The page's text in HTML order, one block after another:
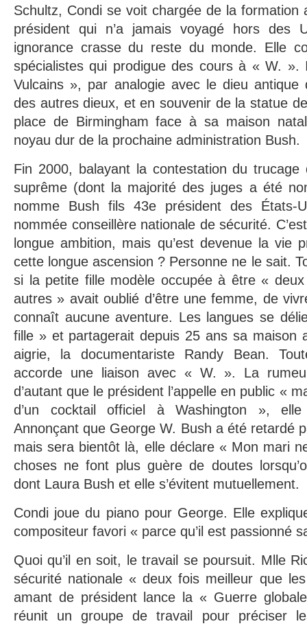
Schultz, Condi se voit chargée de la formation
président qui n’a jamais voyagé hors des
ignorance crasse du reste du monde. Elle
spécialistes qui prodigue des cours à « W.
Vulcains », par analogie avec le dieu antique
des autres dieux, et en souvenir de la statue
place de Birmingham face à sa maison
noyau dur de la prochaine administration Bush.
Fin 2000, balayant la contestation du
suprême (dont la majorité des juges a été
nomme Bush fils 43e président des États-
nommée conseillère nationale de sécurité.
longue ambition, mais qu’est devenue la vie
cette longue ascension ? Personne ne le sait.
si la petite fille modèle occupée à être «
autres » avait oublié d’être une femme, de
connaît aucune aventure. Les langues se
fille » et partagerait depuis 25 ans sa maison
aigrie, la documentariste Randy Bean.
accorde une liaison avec « W. ». La
d’autant que le président l’appelle en public «
d’un cocktail officiel à Washington »,
Annonçant que George W. Bush a été retardé
mais sera bientôt là, elle déclare « Mon mari
choses ne font plus guère de doutes
dont Laura Bush et elle s’évitent mutuellement.
Condi joue du piano pour George. Elle
compositeur favori « parce qu’il est passionné
Quoi qu’il en soit, le travail se poursuit. Mlle
sécurité nationale « deux fois meilleur que
amant de président lance la « Guerre
réunit un groupe de travail pour préciser